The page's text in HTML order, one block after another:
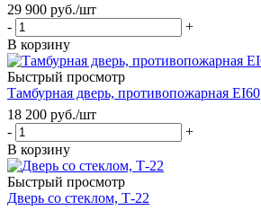
29 900 руб./шт
-
+
В корзину
Быстрый просмотр
Тамбурная дверь, противопожарная EI60
18 200 руб./шт
-
+
В корзину
Быстрый просмотр
Дверь со стеклом, Т-22